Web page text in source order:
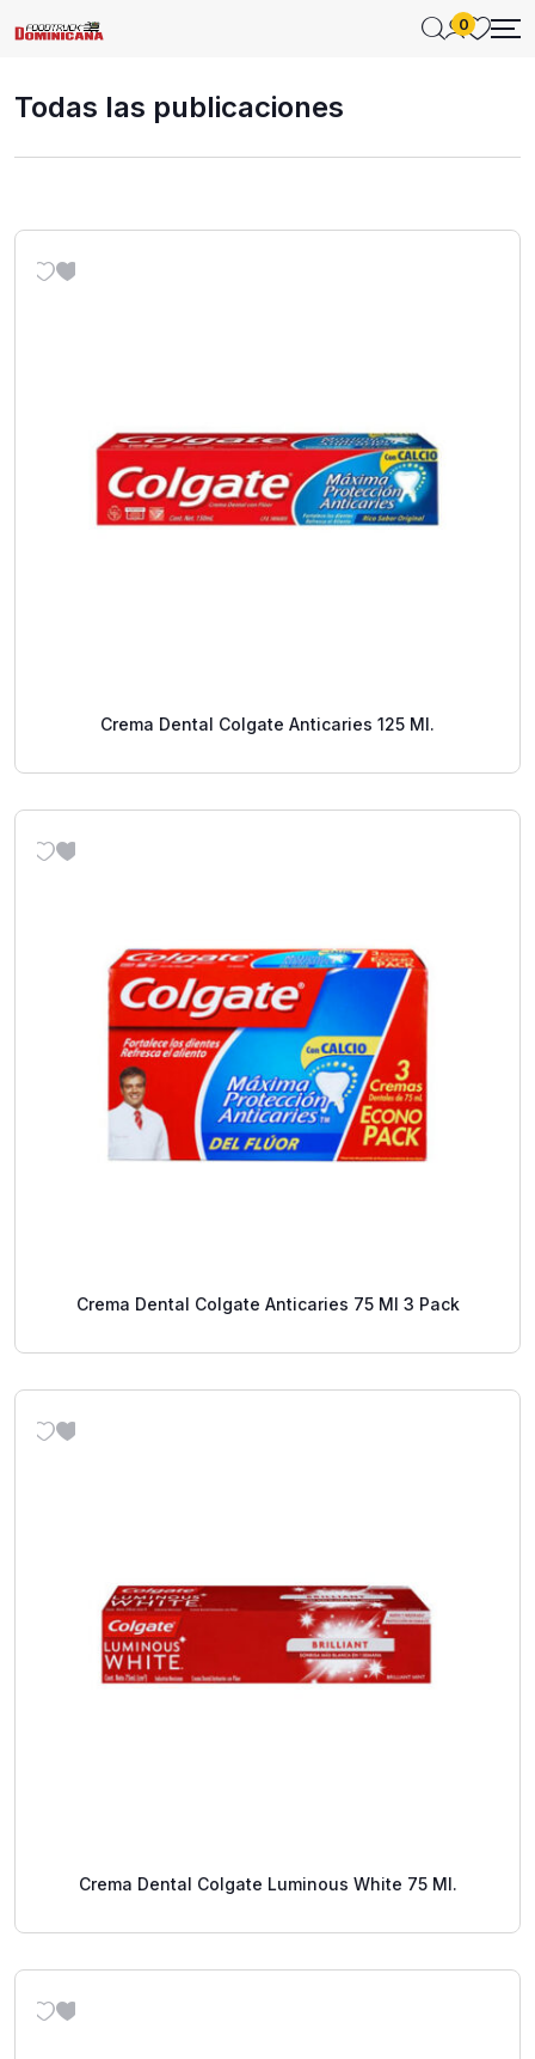
0
Todas las publicaciones
Crema Dental Colgate Anticaries 125 Ml.
Crema Dental Colgate Anticaries 75 Ml 3 Pack
Crema Dental Colgate Luminous White 75 Ml.